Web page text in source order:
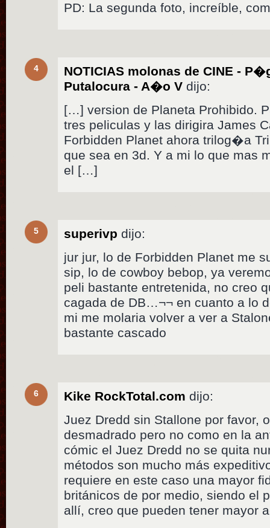
PD: La segunda foto, increíble,
4
NOTICIAS molonas de CINE -
Putalocura - A�o V dijo:
[…] version de Planeta Prohibido.
tres peliculas y las dirigira James
Forbidden Planet ahora trilog�a
que sea en 3d. Y a mi lo que mas
el […]
5 superivp dijo:
jur jur, lo de Forbidden Planet me
sip, lo de cowboy bebop, ya
peli bastante entretenida, no creo
cagada de DB…¬¬ en cuanto a lo
mi me molaria volver a ver a
bastante cascado
6 Kike RockTotal.com dijo:
Juez Dredd sin Stallone por favor,
desmadrado pero no como en la
cómic el Juez Dredd no se quita
métodos son mucho más
requiere en este caso una mayor
británicos de por medio, siendo el
allí, creo que pueden tener mayor